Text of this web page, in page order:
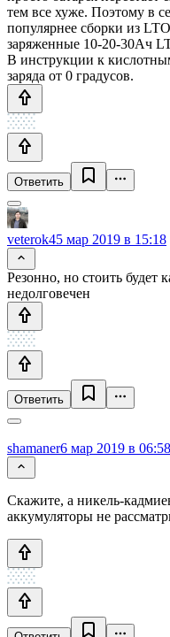
тем все хуже. Поэтому в
популярнее сборки из
заряженные 10-20-30Ач
В инструкции к
заряда от 0 градусов.
Ответить
veterok45 мар 2019 в 15:18
Резонно, но стоить
недолговечен
Ответить
shamaner6 мар 2019 в 06:58
Скажите, а никель-
аккумуляторы не